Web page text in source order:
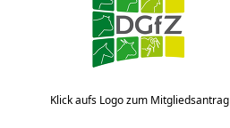
Klick aufs Logo zum Mitgliedsantrag